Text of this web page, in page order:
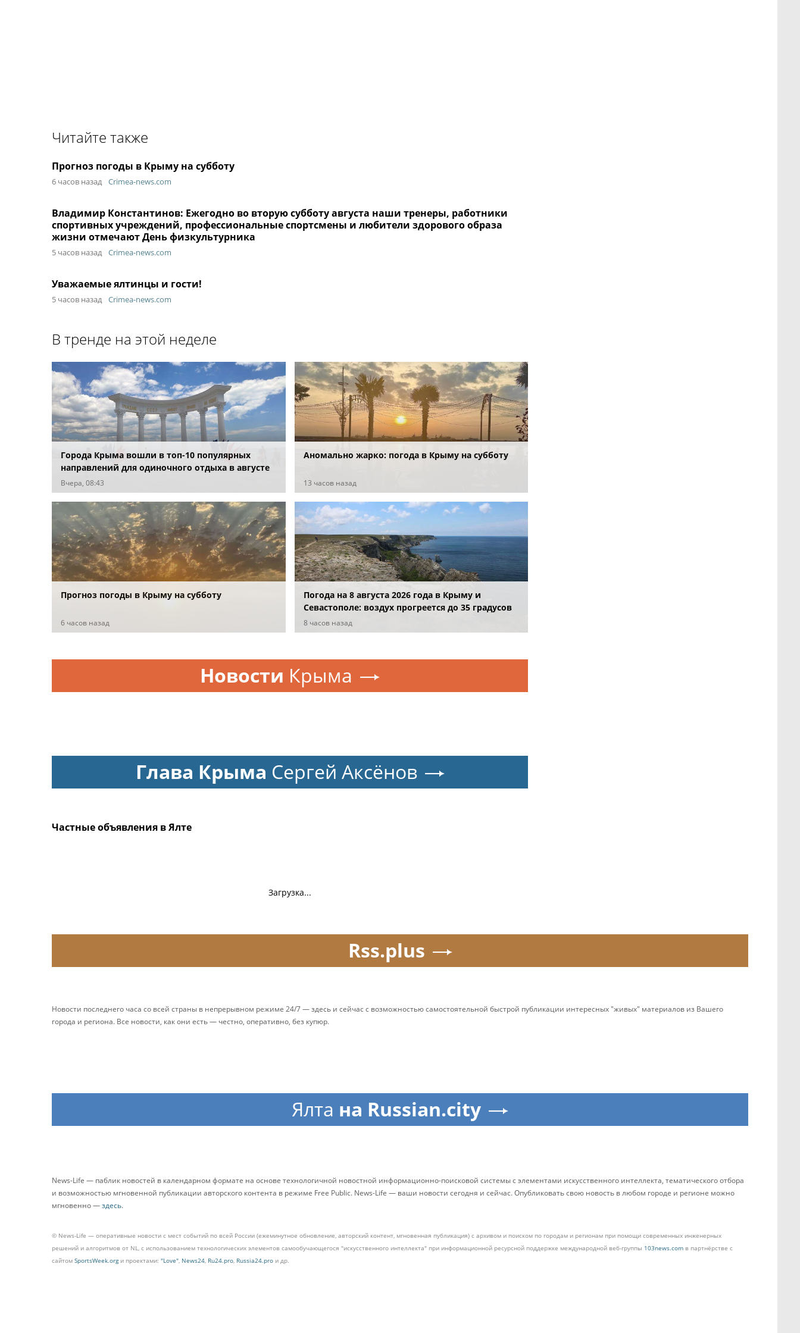
Читайте также
Прогноз погоды в Крыму на субботу
6 часов назад Crimea-news.com
Владимир Константинов: Ежегодно во вторую субботу августа наши тренеры, работники
спортивных учреждений, профессиональные спортсмены и любители здорового образа
жизни отмечают День физкультурника
5 часов назад Crimea-news.com
Уважаемые ялтинцы и гости!
5 часов назад Crimea-news.com
В тренде на этой неделе
Города Крыма вошли в топ-10 популярных
направлений для одиночного отдыха в августе
Вчера, 08:43
Аномально жарко: погода в Крыму на субботу
13 часов назад
Прогноз погоды в Крыму на субботу
6 часов назад
Погода на 8 августа 2026 года в Крыму и
Севастополе: воздух прогреется до 35 градусов
8 часов назад
Новости Крыма
Глава Крыма Сергей Аксёнов
Частные объявления в Ялте
Загрузка...
Rss.plus
Новости последнего часа со всей страны в непрерывном режиме 24/7 — здесь и сейчас с возможностью самостоятельной быстрой публикации интересных "живых" материалов из Вашего
города и региона. Все новости, как они есть — честно, оперативно, без купюр.
Ялта на Russian.city
News-Life — паблик новостей в календарном формате на основе технологичной новостной информационно-поисковой системы с элементами искусственного интеллекта, тематического отбора
и возможностью мгновенной публикации авторского контента в режиме Free Public. News-Life — ваши новости сегодня и сейчас. Опубликовать свою новость в любом городе и регионе можно
мгновенно —здесь.
© News-Life — оперативные новости с мест событий по всей России (ежеминутное обновление, авторский контент, мгновенная публикация) с архивом и поиском по городам и регионам при помощи современных инженерных
решений и алгоритмов от NL, с использованием технологических элементов самообучающегося "искусственного интеллекта" при информационной ресурсной поддержке международной веб-группы 103news.com в партнёрстве с
сайтом SportsWeek.orgи проектами: "Love", News24, Ru24.pro, Russia24.pro и др.